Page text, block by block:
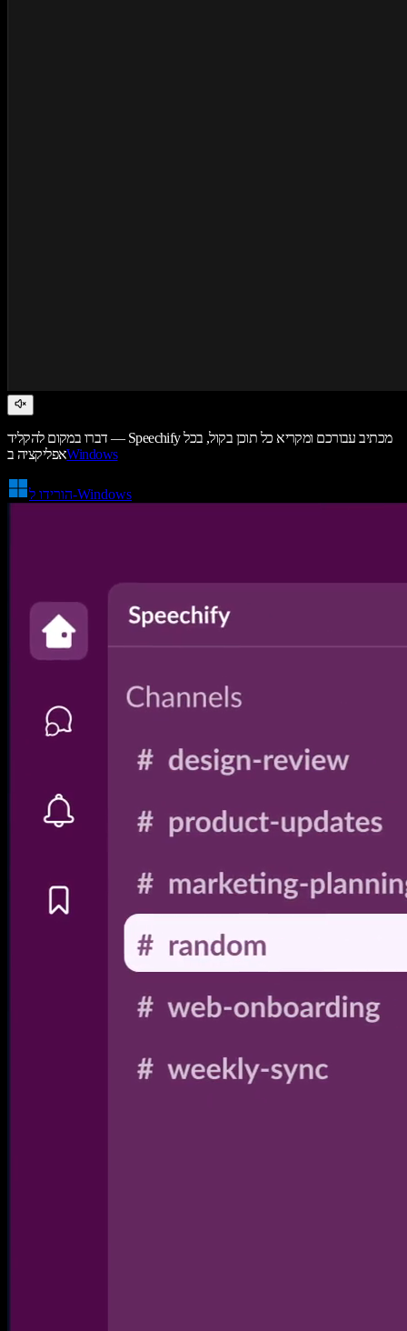
דברו במקום להקליד — Speechify מכתיב עבורכם ומקריא כל תוכן בקול, בכל
אפליקציה בWindows
הורידו ל-Windows